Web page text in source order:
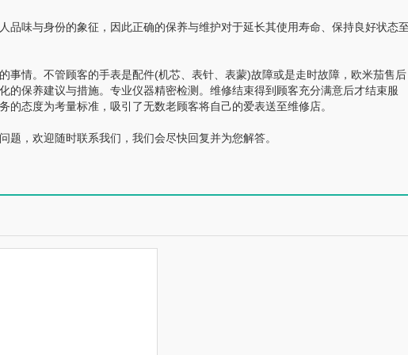
味与身份的象征，因此正确的保养与维护对于延长其使用寿命、保持良好状态
情。不管顾客的手表是配件(机芯、表针、表蒙)故障或是走时故障，欧米茄售后
的保养建议与措施。专业仪器精密检测。维修结束得到顾客充分满意后才结束服
态度为考量标准，吸引了无数老顾客将自己的爱表送至维修店。
，欢迎随时联系我们，我们会尽快回复并为您解答。